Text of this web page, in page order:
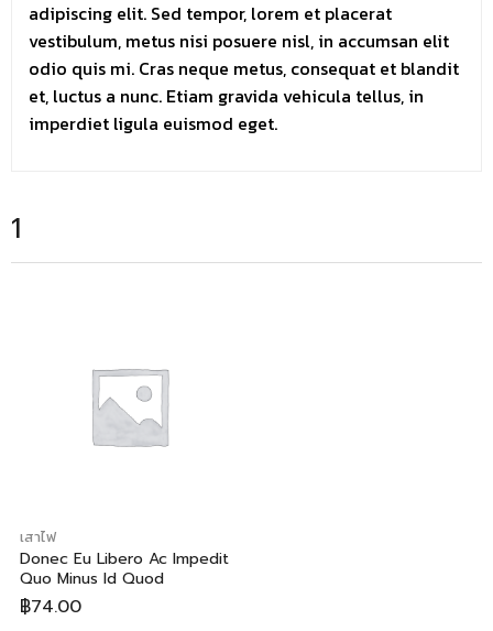
adipiscing elit. Sed tempor, lorem et placerat
vestibulum, metus nisi posuere nisl, in accumsan elit
odio quis mi. Cras neque metus, consequat et blandit
et, luctus a nunc. Etiam gravida vehicula tellus, in
imperdiet ligula euismod eget.
1
เสาไฟ
Donec Eu Libero Ac Impedit
Quo Minus Id Quod
฿74.00